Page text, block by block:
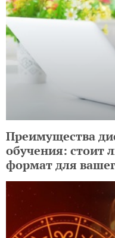
Преимущества
обучения: стоит
формат для